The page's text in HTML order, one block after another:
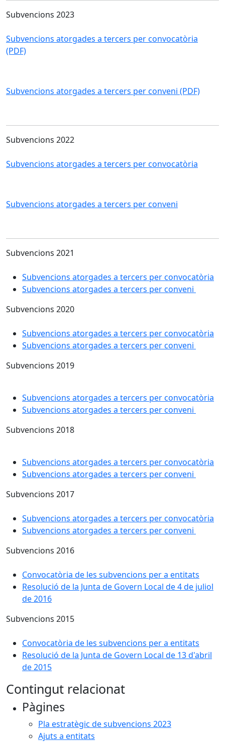
Subvencions 2023
Subvencions atorgades a tercers per convocatòria
(PDF)
Subvencions atorgades a tercers per conveni (PDF)
Subvencions 2022
Subvencions atorgades a tercers per convocatòria
Subvencions atorgades a tercers per conveni
Subvencions 2021
Subvencions atorgades a tercers per convocatòria
Subvencions atorgades a tercers per conveni
Subvencions 2020
Subvencions atorgades a tercers per convocatòria
Subvencions atorgades a tercers per conveni
Subvencions 2019
Subvencions atorgades a tercers per convocatòria
Subvencions atorgades a tercers per conveni
Subvencions 2018
Subvencions atorgades a tercers per convocatòria
Subvencions atorgades a tercers per conveni
Subvencions 2017
Subvencions atorgades a tercers per convocatòria
Subvencions atorgades a tercers per conveni
Subvencions 2016
Convocatòria de les subvencions per a entitats
Resolució de la Junta de Govern Local de 4 de juliol
de 2016
Subvencions 2015
Convocatòria de les subvencions per a entitats
Resolució de la Junta de Govern Local de 13 d'abril
de 2015
Contingut relacionat
Pàgines
Pla estratègic de subvencions 2023
Ajuts a entitats